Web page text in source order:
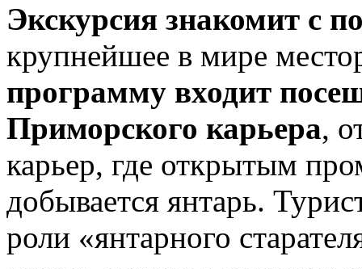
Экскурсия знакомит с
крупнейшее в мире
программу входит
Приморского карьера,
карьер, где открытым
добывается янтарь.
роли «янтарного